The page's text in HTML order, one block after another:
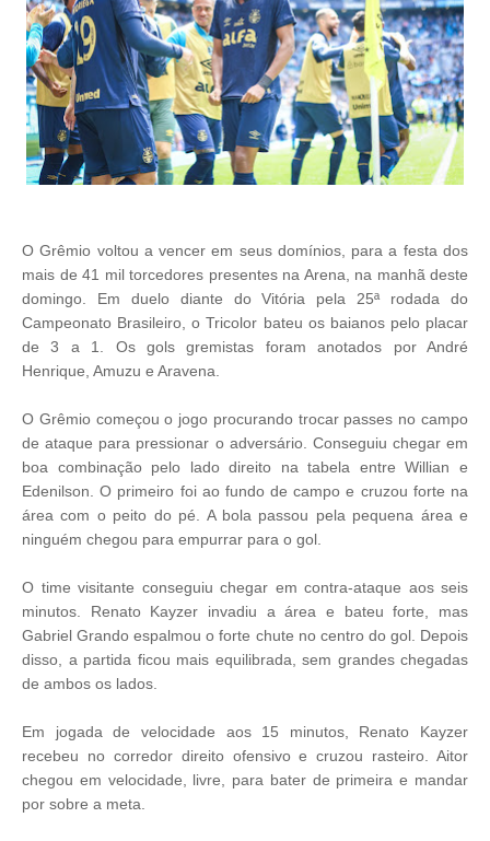
O Grêmio voltou a vencer em seus domínios, para a festa dos
mais de 41 mil torcedores presentes na Arena, na manhã deste
domingo. Em duelo diante do Vitória pela 25ª rodada do
Campeonato Brasileiro, o Tricolor bateu os baianos pelo placar
de 3 a 1. Os gols gremistas foram anotados por André
Henrique, Amuzu e Aravena.
O Grêmio começou o jogo procurando trocar passes no campo
de ataque para pressionar o adversário. Conseguiu chegar em
boa combinação pelo lado direito na tabela entre Willian e
Edenilson. O primeiro foi ao fundo de campo e cruzou forte na
área com o peito do pé. A bola passou pela pequena área e
ninguém chegou para empurrar para o gol.
O time visitante conseguiu chegar em contra-ataque aos seis
minutos. Renato Kayzer invadiu a área e bateu forte, mas
Gabriel Grando espalmou o forte chute no centro do gol. Depois
disso, a partida ficou mais equilibrada, sem grandes chegadas
de ambos os lados.
Em jogada de velocidade aos 15 minutos, Renato Kayzer
recebeu no corredor direito ofensivo e cruzou rasteiro. Aitor
chegou em velocidade, livre, para bater de primeira e mandar
por sobre a meta.